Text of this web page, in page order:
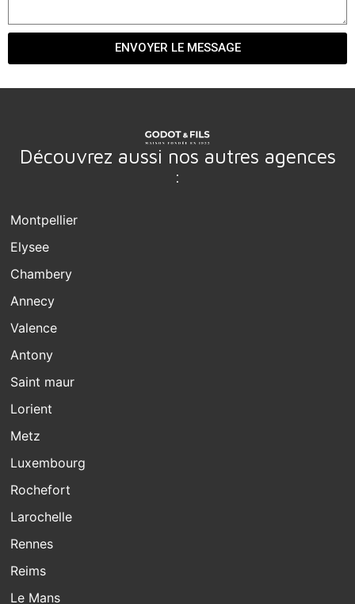
ENVOYER LE MESSAGE
Découvrez aussi nos autres agences
:
Montpellier
Elysee
Chambery
Annecy
Valence
Antony
Saint maur
Lorient
Metz
Luxembourg
Rochefort
Larochelle
Rennes
Reims
Le Mans